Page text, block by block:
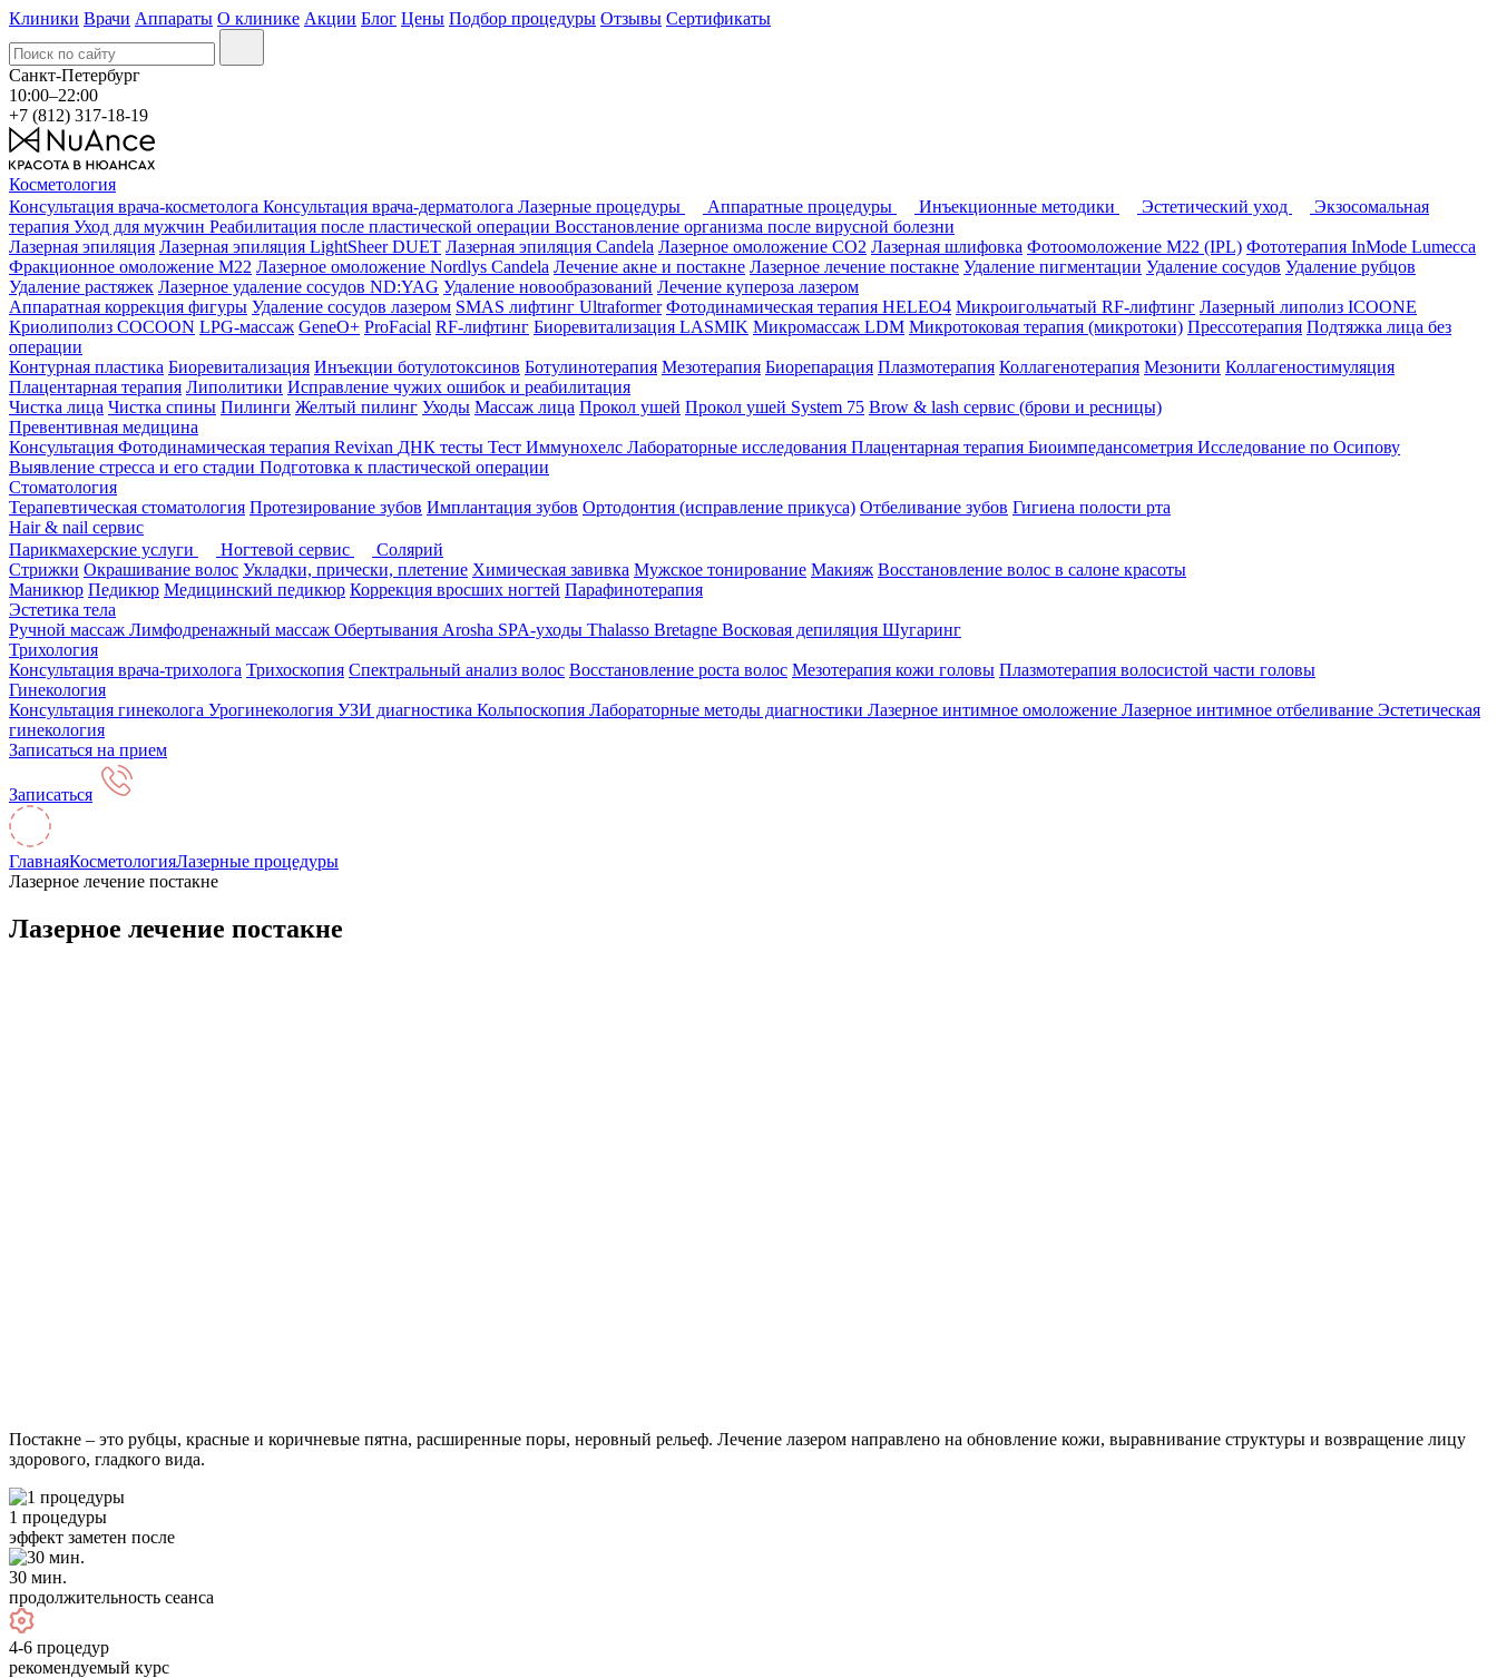
Клиники Врачи Аппараты О клинике Акции Блог Цены Подбор процедуры Отзывы Сертификаты
Санкт-Петербург
10:00–22:00
+7 (812) 317-18-19
Косметология
Консультация врача-косметолога Консультация врача-дерматолога Лазерные процедуры Аппаратные процедуры Инъекционные методики Эстетический уход
Экзосомальная
терапия Уход для мужчин Реабилитация после пластической операции Восстановление организма после вирусной болезни
Лазерная эпиляция Лазерная эпиляция LightSheer DUET Лазерная эпиляция Candela Лазерное омоложение СО2 Лазерная шлифовка Фотоомоложение M22 (IPL) Фототерапия InMode Lumecca
Фракционное омоложение M22 Лазерное омоложение Nordlys Candela Лечение акне и постакне Лазерное лечение постакне Удаление пигментации Удаление сосудов Удаление рубцов
Удаление растяжек Лазерное удаление сосудов ND:YAG Удаление новообразований Лечение купероза лазером
Аппаратная коррекция фигуры Удаление сосудов лазером SMAS лифтинг Ultraformer Фотодинамическая терапия HELEO4 Микроигольчатый RF-лифтинг Лазерный липолиз ICOONE
Криолиполиз COCOON LPG-массаж GeneO+ ProFacial RF-лифтинг Биоревитализация LASMIK Микромассаж LDM Микротоковая терапия (микротоки) Прессотерапия Подтяжка лица без
операции
Контурная пластика Биоревитализация Инъекции ботулотоксинов Ботулинотерапия Мезотерапия Биорепарация Плазмотерапия Коллагенотерапия Мезонити Коллагеностимуляция
Плацентарная терапия Липолитики Исправление чужих ошибок и реабилитация
Чистка лица Чистка спины Пилинги Желтый пилинг Уходы Массаж лица Прокол ушей Прокол ушей System 75 Brow & lash сервис (брови и ресницы)
Превентивная медицина
Консультация Фотодинамическая терапия Revixan ДНК тесты Тест Иммунохелс Лабораторные исследования Плацентарная терапия Биоимпедансометрия Исследование по Осипову
Выявление стресса и его стадии Подготовка к пластической операции
Стоматология
Терапевтическая стоматология Протезирование зубов Имплантация зубов Ортодонтия (исправление прикуса) Отбеливание зубов Гигиена полости рта
Hair & nail сервис
Парикмахерские услуги
Ногтевой сервис
Солярий
Стрижки Окрашивание волос Укладки, прически, плетение Химическая завивка Мужское тонирование Макияж Восстановление волос в салоне красоты
Маникюр Педикюр Медицинский педикюр Коррекция вросших ногтей Парафинотерапия
Эстетика тела
Ручной массаж Лимфодренажный массаж Обертывания Arosha SPA-уходы Thalasso Bretagne Восковая депиляция Шугаринг
Трихология
Консультация врача-трихолога Трихоскопия Спектральный анализ волос Восстановление роста волос Мезотерапия кожи головы Плазмотерапия волосистой части головы
Гинекология
Консультация гинеколога Урогинекология УЗИ диагностика Кольпоскопия Лабораторные методы диагностики Лазерное интимное омоложение Лазерное интимное отбеливание Эстетическая
гинекология
Записаться на прием
Записаться
ГлавнаяКосметологияЛазерные процедуры
Лазерное лечение постакне
Лазерное лечение постакне
Постакне – это рубцы, красные и коричневые пятна, расширенные поры, неровный рельеф. Лечение лазером направлено на обновление кожи, выравнивание структуры и возвращение лицу
здорового, гладкого вида.
1 процедуры
эффект заметен после
30 мин.
продолжительность сеанса
4-6 процедур
рекомендуемый курс